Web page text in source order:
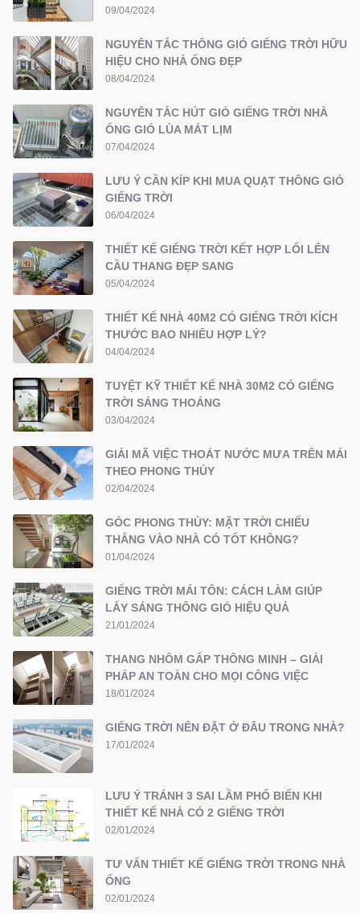
09/04/2024
NGUYÊN TẮC THÔNG GIÓ GIẾNG TRỜI HỮU
HIỆU CHO NHÀ ỐNG ĐẸP
08/04/2024
NGUYÊN TẮC HÚT GIÓ GIẾNG TRỜI NHÀ
ỐNG GIÓ LÙA MÁT LỊM
07/04/2024
LƯU Ý CẦN KÍP KHI MUA QUẠT THÔNG GIÓ
GIẾNG TRỜI
06/04/2024
THIẾT KẾ GIẾNG TRỜI KẾT HỢP LỐI LÊN
CẦU THANG ĐẸP SANG
05/04/2024
THIẾT KẾ NHÀ 40M2 CÓ GIẾNG TRỜI KÍCH
THƯỚC BAO NHIÊU HỢP LÝ?
04/04/2024
TUYỆT KỸ THIẾT KẾ NHÀ 30M2 CÓ GIẾNG
TRỜI SÁNG THOÁNG
03/04/2024
GIẢI MÃ VIỆC THOÁT NƯỚC MƯA TRÊN MÁI
THEO PHONG THỦY
02/04/2024
GÓC PHONG THỦY: MẶT TRỜI CHIẾU
THẲNG VÀO NHÀ CÓ TỐT KHÔNG?
01/04/2024
GIẾNG TRỜI MÁI TÔN: CÁCH LÀM GIÚP
LẤY SÁNG THÔNG GIÓ HIỆU QUẢ
21/01/2024
THANG NHÔM GẤP THÔNG MINH – GIẢI
PHÁP AN TOÀN CHO MỌI CÔNG VIỆC
18/01/2024
GIẾNG TRỜI NÊN ĐẶT Ở ĐÂU TRONG NHÀ?
17/01/2024
LƯU Ý TRÁNH 3 SAI LẦM PHỔ BIẾN KHI
THIẾT KẾ NHÀ CÓ 2 GIẾNG TRỜI
02/01/2024
TƯ VẤN THIẾT KẾ GIẾNG TRỜI TRONG NHÀ
ỐNG
02/01/2024